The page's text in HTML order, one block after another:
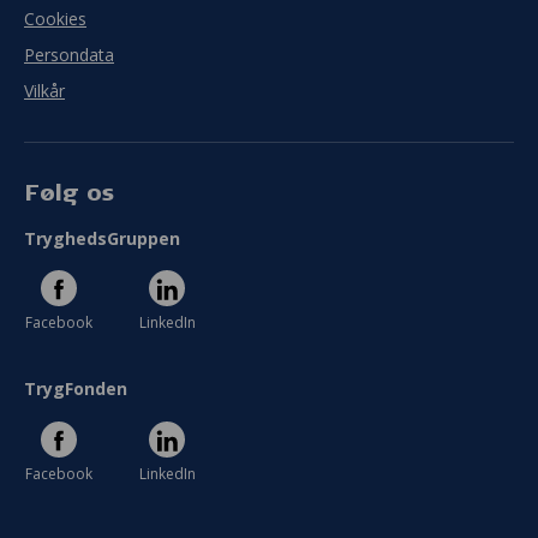
Cookies
Persondata
Vilkår
Følg os
TryghedsGruppen
Facebook LinkedIn
TrygFonden
Facebook LinkedIn